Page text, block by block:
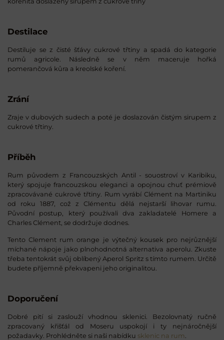
Destilace
Destiluje se z čisté šťávy cukrové třtiny a spadá do kategorie
rumů agricole. Následně se v něm maceruje hořká
pomerančová kůra a kreolské koření.
Zrání
Zraje v dubových sudech a poté je doslazován čistým sirupem z
cukrové třtiny.
Příběh
Rum původem z Francouzských Antil - souostroví v Karibiku,
který spojuje francouzskou eleganci a opojnou chuť prémiově
zpracovávané cukrové třtiny. Rum vyrábí Clément na Martiniku
od roku 1887, což z Clémentu dělá nejstarší lihovar rumu.
Původní postup, který používali dva zakladatelé Homere a
Charles Clément, se dodržuje dodnes.
Tento Clement rum orange je výtečný kousek pro nejrůznější
míchané nápoje jako plnohodnotná alternativa aperolu. Zkuste
třeba tentokrát svůj oblíbený Aperol Spritz s tímto rumem. Určitě
budete příjemně překvapeni jeho originalitou.
Doporučení
Dobré pití si zaslouží vhodnou sklenici. Bezolovnatý ručně
zpracovaný křišťál od Moseru uspokojí i ty nejnáročnější
požadavky. Prohlédněte si naši nabídku sklenic na rum